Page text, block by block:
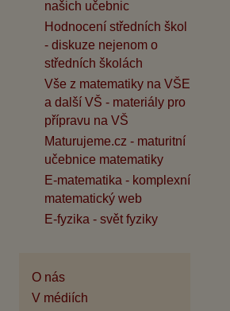
našich učebnic
Hodnocení středních škol
- diskuze nejenom o
středních školách
Vše z matematiky na VŠE
a další VŠ - materiály pro
přípravu na VŠ
Maturujeme.cz - maturitní
učebnice matematiky
E-matematika - komplexní
matematický web
E-fyzika - svět fyziky
O nás
V médiích